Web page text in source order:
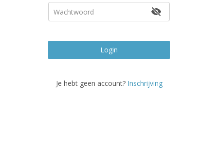
Login
Je hebt geen account? Inschrijving